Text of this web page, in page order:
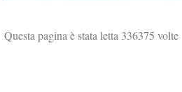
Questa pagina è stata letta 336375 volte